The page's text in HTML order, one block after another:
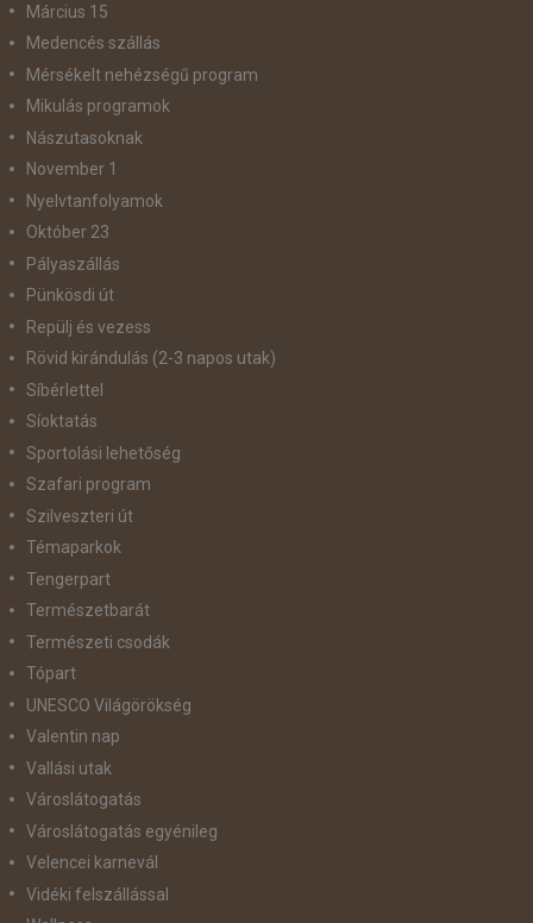
Március 15
Medencés szállás
Mérsékelt nehézségű program
Mikulás programok
Nászutasoknak
November 1
Nyelvtanfolyamok
Október 23
Pályaszállás
Pünkösdi út
Repülj és vezess
Rövid kirándulás (2-3 napos utak)
Síbérlettel
Síoktatás
Sportolási lehetőség
Szafari program
Szilveszteri út
Témaparkok
Tengerpart
Természetbarát
Természeti csodák
Tópart
UNESCO Világörökség
Valentin nap
Vallási utak
Városlátogatás
Városlátogatás egyénileg
Velencei karnevál
Vidéki felszállással